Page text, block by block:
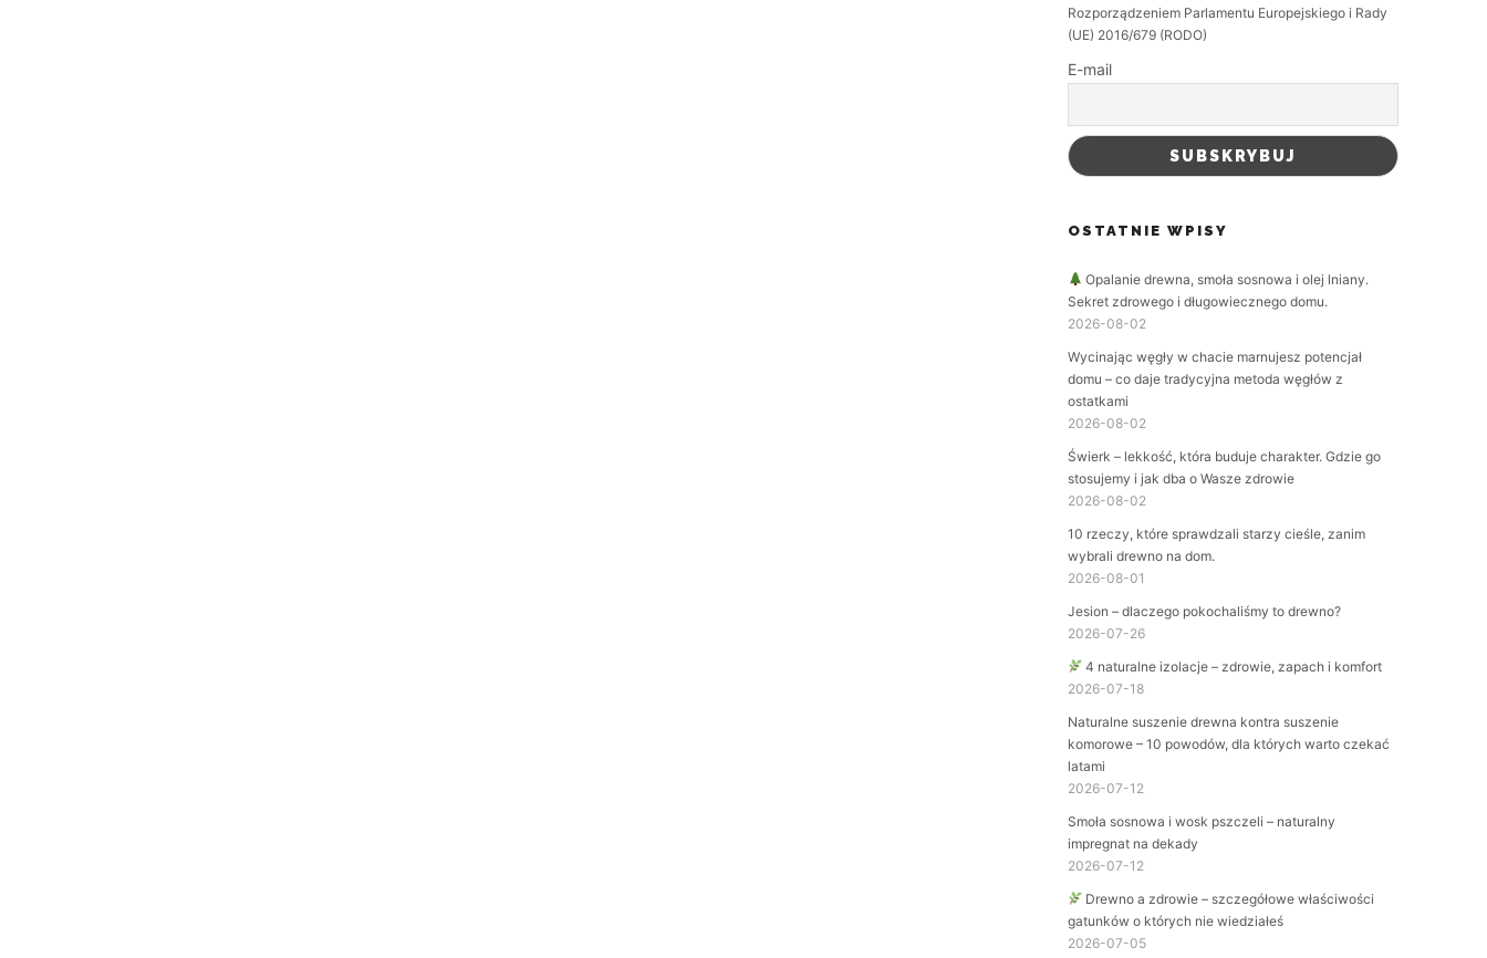
Rozporządzeniem Parlamentu Europejskiego i Rady
(UE) 2016/679 (RODO)
E-mail
OSTATNIE WPISY
Opalanie drewna, smoła sosnowa i olej lniany.
Sekret zdrowego i długowiecznego domu.
2026-08-02
Wycinając węgły w chacie marnujesz potencjał
domu – co daje tradycyjna metoda węgłów z
ostatkami
2026-08-02
Świerk – lekkość, która buduje charakter. Gdzie go
stosujemy i jak dba o Wasze zdrowie
2026-08-02
10 rzeczy, które sprawdzali starzy cieśle, zanim
wybrali drewno na dom.
2026-08-01
Jesion – dlaczego pokochaliśmy to drewno?
2026-07-26
4 naturalne izolacje – zdrowie, zapach i komfort
2026-07-18
Naturalne suszenie drewna kontra suszenie
komorowe – 10 powodów, dla których warto czekać
latami
2026-07-12
Smoła sosnowa i wosk pszczeli – naturalny
impregnat na dekady
2026-07-12
Drewno a zdrowie – szczegółowe właściwości
gatunków o których nie wiedziałeś
2026-07-05